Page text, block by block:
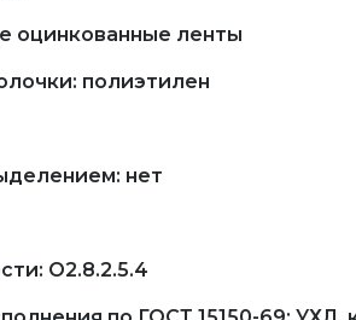
оцинкованные ленты
полиэтилен
нет
О2.8.2.5.4